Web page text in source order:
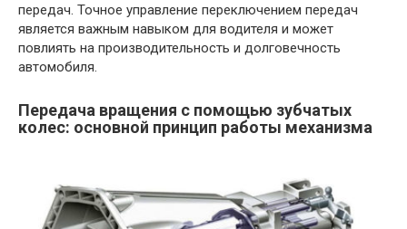
передач. Точное управление переключением передач
является важным навыком для водителя и может
повлиять на производительность и долговечность
автомобиля.
Передача вращения с помощью зубчатых
колес: основной принцип работы механизма